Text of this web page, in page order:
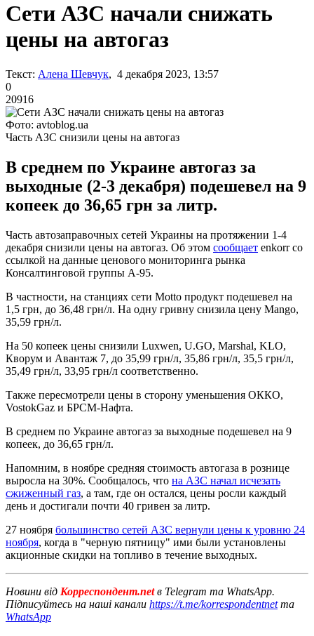
Сети АЗС начали снижать
цены на автогаз
Текст: Алена Шевчук, 4 декабря 2023, 13:57
0
20916
Фото: avtoblog.ua
Часть АЗС снизили цены на автогаз
В среднем по Украине автогаз за
выходные (2-3 декабря) подешевел на 9
копеек до 36,65 грн за литр.
Часть автозаправочных сетей Украины на протяжении 1-4
декабря снизили цены на автогаз. Об этом сообщает enkorr со
ссылкой на данные ценового мониторинга рынка
Консалтинговой группы А-95.
В частности, на станциях сети Motto продукт подешевел на
1,5 грн, до 36,48 грн/л. На одну гривну снизила цену Mango,
35,59 грн/л.
На 50 копеек цены снизили Luxwen, U.GO, Marshal, KLO,
Кворум и Авантаж 7, до 35,99 грн/л, 35,86 грн/л, 35,5 грн/л,
35,49 грн/л, 33,95 грн/л соответственно.
Также пересмотрели цены в сторону уменьшения ОККО,
VostokGaz и БРСМ-Нафта.
В среднем по Украине автогаз за выходные подешевел на 9
копеек, до 36,65 грн/л.
Напомним, в ноябре средняя стоимость автогаза в рознице
выросла на 30%. Сообщалось, что на АЗС начал исчезать
сжиженный газ, а там, где он остался, цены росли каждый
день и достигали почти 40 гривен за литр.
27 ноября большинство сетей АЗС вернули цены к уровню 24
ноября, когда в "черную пятницу" ими были установлены
акционные скидки на топливо в течение выходных.
Новини від Корреспондент.netв Telegram та WhatsApp.
Підписуйтесь на наші канали https://t.me/korrespondentnetта
WhatsApp